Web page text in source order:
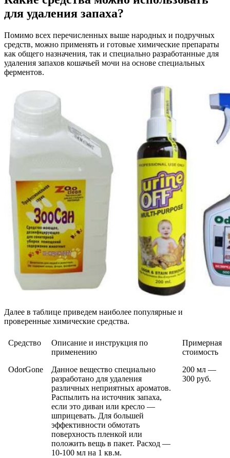
для удаления запаха?
Помимо всех перечисленных выше народных и подручных
средств, можно применять и готовые химические препараты
как общего назначения, так и специально разработанные для
удаления запахов кошачьей мочи на основе специальных
ферментов.
Далее в таблице приведем наиболее популярные и
проверенные химические средства.
Средство
Описание и инструкция по
применению
Примерная
стоимость
OdorGone
Данное вещество специально
разработано для удаления
различных неприятных ароматов.
Распылить на источник запаха,
если это диван или кресло —
шприцевать. Для большей
эффективности обмотать
поверхность пленкой или
положить вещь в пакет. Расход —
10-100 мл на 1 кв.м.
200 мл —
300 руб.